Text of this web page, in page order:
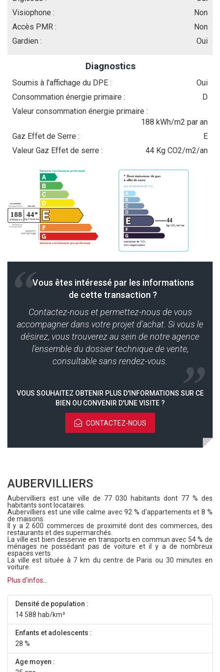
Visiophone :
Non
Accès PMR :
Non
Gardien :
Oui
Diagnostics
Soumis à l'affichage du DPE :
Oui
Consommation énergie primaire :
D
Valeur consommation énergie primaire :
188 kWh/m2 par an
Gaz Effet de Serre :
E
Valeur Gaz Effet de serre :
44 Kg CO2/m2/an
Vous êtes intéressé par les informations
de cette transaction ?
Contactez-nous et permettez-nous de vous
accompagner dans votre projet d'achat. Si vous le
désirez, vous trouverez au sein de notre agence
l'ensemble du dossier technique de vente,
consultable sans rendez-vous.
VOUS SOUHAITEZ OBTENIR PLUS D'INFORMATIONS SUR CE
BIEN OU CONVENIR D'UNE VISITE ?
CONTACTEZ-NOUS
AUBERVILLIERS
Aubervilliers est une ville de 77 030 habitants dont 77 % des
habitants sont locataires.
Aubervilliers est une ville calme avec 92 % d'appartements et 8 %
de maisons.
Il y a 2 600 commerces de proximité dont des commerces, des
restaurants et des supermarchés.
La ville est bien desservie en transports en commun avec 54 % de
ménages ne possédant pas de voiture et il y a de nombreux
espaces verts.
La ville est située à 7 km du centre de Paris ou 30 minutes en
voiture.
Plus d'infos...
Densité de population :
14 588 hab/km²
Enfants et adolescents :
28 %
Age moyen :